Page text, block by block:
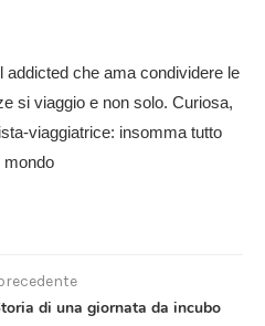
addicted che ama condividere le
si viaggio e non solo. Curiosa,
viaggiatrice: insomma tutto
mondo
di una giornata da incubo